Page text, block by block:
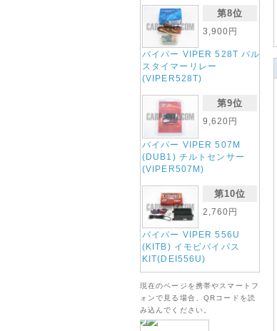
第8位
3,900円
バイパー VIPER 528T パル
スタイマーリレー
(VIPER528T)
第9位
9,620円
バイパー VIPER 507M
(DUB1) チルトセンサー
(VIPER507M)
第10位
2,760円
バイパー VIPER 556U
(KITB) イモビバイパス
KIT(DEI556U)
現在のページを携帯やスマートフ
ォンで見る場合、QRコードを読
み込んでください。